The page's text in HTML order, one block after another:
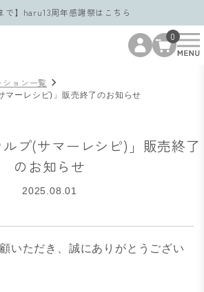
で】haru13周年感謝祭はこちら
0
ション一覧
マーレシピ)」販売終了のお知らせ
ルプ(サマーレシピ)」販売終了
のお知らせ
2025.08.01
いただき、誠にありがとうござい